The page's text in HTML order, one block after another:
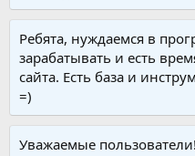
Ребята, нуждаемся в
зарабатывать и есть
сайта. Есть база и
=)
Уважаемые